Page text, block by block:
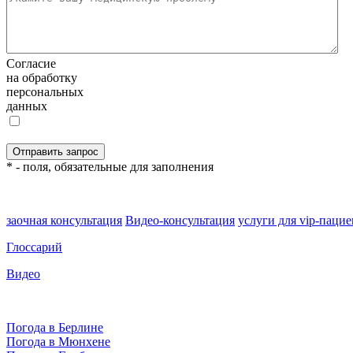
Согласие
на обработку
персональных
данных
* - поля, обязательные для заполнения
заочная консультация Видео-консультация услуги для vip-
Глоссарий
Видео
Погода в Берлине
Погода в Мюнхене